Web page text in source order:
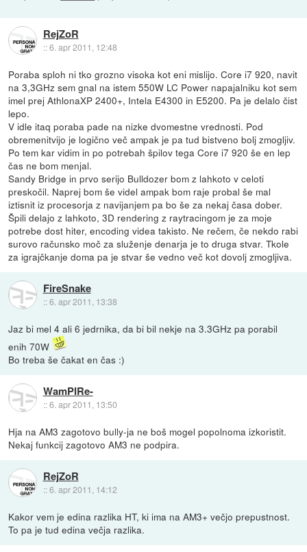
RejZoR
::6. apr 2011, 12:48
Poraba sploh ni tko grozno visoka kot eni mislijo. Core i7 920, navit
na 3,3GHz sem gnal na istem 550W LC Power napajalniku kot sem
imel prej AthlonaXP 2400+, Intela E4300 in E5200. Pa je delalo čist
lepo.
V idle itaq poraba pade na nizke dvomestne vrednosti. Pod
obremenitvijo je logično več ampak je pa tud bistveno bolj zmogljiv.
Po tem kar vidim in po potrebah špilov tega Core i7 920 še en lep
čas ne bom menjal.
Sandy Bridge in prvo serijo Bulldozer bom z lahkoto v celoti
preskočil. Naprej bom še videl ampak bom raje probal še mal
iztisnit iz procesorja z navijanjem pa bo še za nekaj časa dober.
Špili delajo z lahkoto, 3D rendering z raytracingom je za moje
potrebe dost hiter, encoding videa takisto. Ne rečem, če nekdo rabi
surovo računsko moč za služenje denarja je to druga stvar. Tkole
za igrajčkanje doma pa je stvar še vedno več kot dovolj zmogljiva.
FireSnake
::6. apr 2011, 13:38
Jaz bi mel 4 ali 6 jedrnika, da bi bil nekje na 3.3GHz pa porabil
enih 70W
Bo treba še čakat en čas :)
WamPIRe-
::6. apr 2011, 13:50
Hja na AM3 zagotovo bully-ja ne boš mogel popolnoma izkoristit.
Nekaj funkcij zagotovo AM3 ne podpira.
RejZoR
::6. apr 2011, 14:12
Kakor vem je edina razlika HT, ki ima na AM3+ večjo prepustnost.
To pa je tud edina večja razlika.